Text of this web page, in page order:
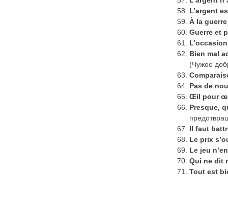
L’argent
À la
Guerre et
Bien mal
(Чужое
Pas de
Œil pour
Presque,
Il faut
Le prix
Le jeu
Qui ne dit
Tout est